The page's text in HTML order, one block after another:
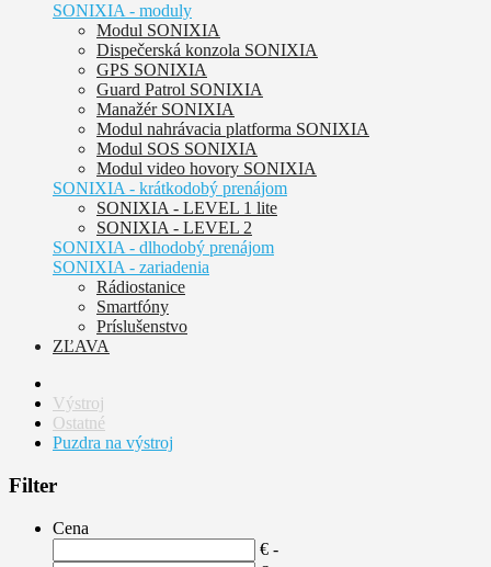
SONIXIA - moduly
Modul SONIXIA
Dispečerská konzola SONIXIA
GPS SONIXIA
Guard Patrol SONIXIA
Manažér SONIXIA
Modul nahrávacia platforma SONIXIA
Modul SOS SONIXIA
Modul video hovory SONIXIA
SONIXIA - krátkodobý prenájom
SONIXIA - LEVEL 1 lite
SONIXIA - LEVEL 2
SONIXIA - dlhodobý prenájom
SONIXIA - zariadenia
Rádiostanice
Smartfóny
Príslušenstvo
ZĽAVA
Výstroj
Ostatné
Puzdra na výstroj
Filter
Cena
€ -